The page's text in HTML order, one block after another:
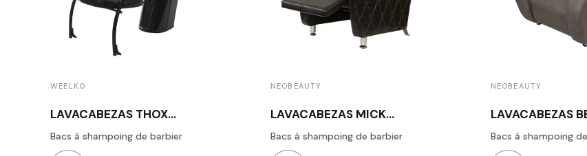
WEELKO
LAVACABEZAS THOX
Bacs à shampoing de barbier
NEOBEAUTY
LAVACABEZAS MICK
Bacs à shampoing de barbier
NEOBEAUTY
LAVACABEZAS
Bacs à shampoing